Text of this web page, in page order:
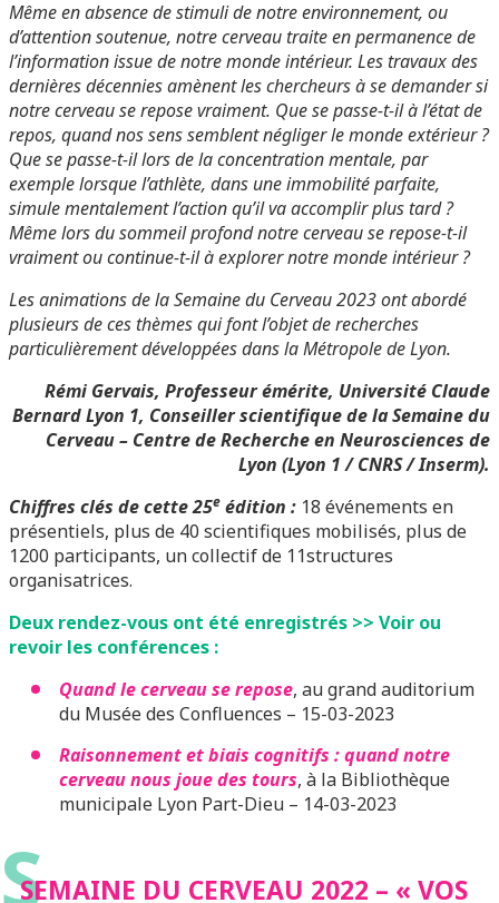
Même en absence de stimuli de notre environnement, ou
d’attention soutenue, notre cerveau traite en permanence de
l’information issue de notre monde intérieur. Les travaux des
dernières décennies amènent les chercheurs à se demander si
notre cerveau se repose vraiment. Que se passe-t-il à l’état de
repos, quand nos sens semblent négliger le monde extérieur ?
Que se passe-t-il lors de la concentration mentale, par
exemple lorsque l’athlète, dans une immobilité parfaite,
simule mentalement l’action qu’il va accomplir plus tard ?
Même lors du sommeil profond notre cerveau se repose-t-il
vraiment ou continue-t-il à explorer notre monde intérieur ?
Les animations de la Semaine du Cerveau 2023 ont abordé
plusieurs de ces thèmes qui font l’objet de recherches
particulièrement développées dans la Métropole de Lyon.
Rémi Gervais, Professeur émérite, Université Claude
Bernard Lyon 1, Conseiller scientifique de la Semaine du
Cerveau – Centre de Recherche en Neurosciences de
Lyon (Lyon 1 / CNRS / Inserm).
Chiffres clés de cette 25e édition : 18 événements en
présentiels, plus de 40 scientifiques mobilisés, plus de
1200 participants, un collectif de 11structures
organisatrices.
Deux rendez-vous ont été enregistrés >> Voir ou
revoir les conférences :
Quand le cerveau se repose, au grand auditorium
du Musée des Confluences – 15-03-2023
Raisonnement et biais cognitifs : quand notre
cerveau nous joue des tours, à la Bibliothèque
municipale Lyon Part-Dieu – 14-03-2023
S
SEMAINE DU CERVEAU 2022 – « VOS